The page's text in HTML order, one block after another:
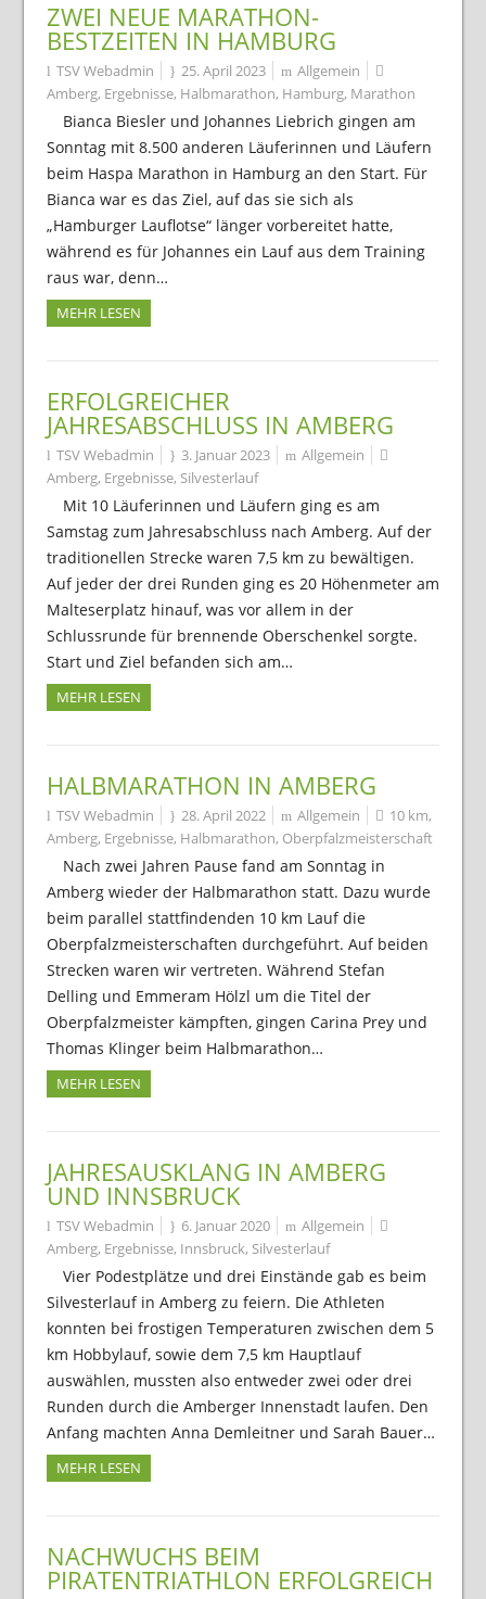
ZWEI NEUE MARATHON-
BESTZEITEN IN HAMBURG
TSV Webadmin 25. April 2023
Allgemein
Amberg, Ergebnisse, Halbmarathon, Hamburg, Marathon
Bianca Biesler und Johannes Liebrich gingen am
Sonntag mit 8.500 anderen Läuferinnen und Läufern
beim Haspa Marathon in Hamburg an den Start. Für
Bianca war es das Ziel, auf das sie sich als
„Hamburger Lauflotse“ länger vorbereitet hatte,
während es für Johannes ein Lauf aus dem Training
raus war, denn…
MEHR LESEN
ERFOLGREICHER
JAHRESABSCHLUSS IN AMBERG
TSV Webadmin 3. Januar 2023
Allgemein
Amberg, Ergebnisse, Silvesterlauf
Mit 10 Läuferinnen und Läufern ging es am
Samstag zum Jahresabschluss nach Amberg. Auf der
traditionellen Strecke waren 7,5 km zu bewältigen.
Auf jeder der drei Runden ging es 20 Höhenmeter am
Malteserplatz hinauf, was vor allem in der
Schlussrunde für brennende Oberschenkel sorgte.
Start und Ziel befanden sich am…
MEHR LESEN
HALBMARATHON IN AMBERG
TSV Webadmin 28. April 2022 Allgemein 10 km,
Amberg, Ergebnisse, Halbmarathon, Oberpfalzmeisterschaft
Nach zwei Jahren Pause fand am Sonntag in
Amberg wieder der Halbmarathon statt. Dazu wurde
beim parallel stattfindenden 10 km Lauf die
Oberpfalzmeisterschaften durchgeführt. Auf beiden
Strecken waren wir vertreten. Während Stefan
Delling und Emmeram Hölzl um die Titel der
Oberpfalzmeister kämpften, gingen Carina Prey und
Thomas Klinger beim Halbmarathon…
MEHR LESEN
JAHRESAUSKLANG IN AMBERG
UND INNSBRUCK
TSV Webadmin 6. Januar 2020
Allgemein
Amberg, Ergebnisse, Innsbruck, Silvesterlauf
Vier Podestplätze und drei Einstände gab es beim
Silvesterlauf in Amberg zu feiern. Die Athleten
konnten bei frostigen Temperaturen zwischen dem 5
km Hobbylauf, sowie dem 7,5 km Hauptlauf
auswählen, mussten also entweder zwei oder drei
Runden durch die Amberger Innenstadt laufen. Den
Anfang machten Anna Demleitner und Sarah Bauer…
MEHR LESEN
NACHWUCHS BEIM
PIRATENTRIATHLON ERFOLGREICH